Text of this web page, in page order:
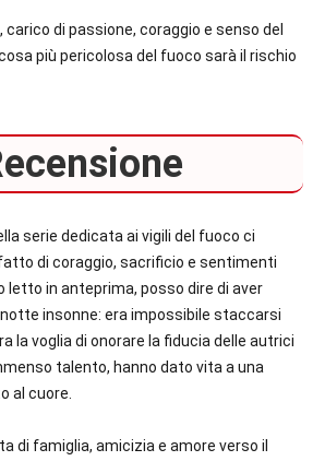
di passione, coraggio e senso del
più pericolosa del fuoco sarà il rischio
serie dedicata ai vigili del fuoco ci
di coraggio, sacrificio e sentimenti
letto in anteprima, posso dire di aver
insonne: era impossibile staccarsi
la voglia di onorare la fiducia delle autrici
talento, hanno dato vita a una
al cuore.
di famiglia, amicizia e amore verso il